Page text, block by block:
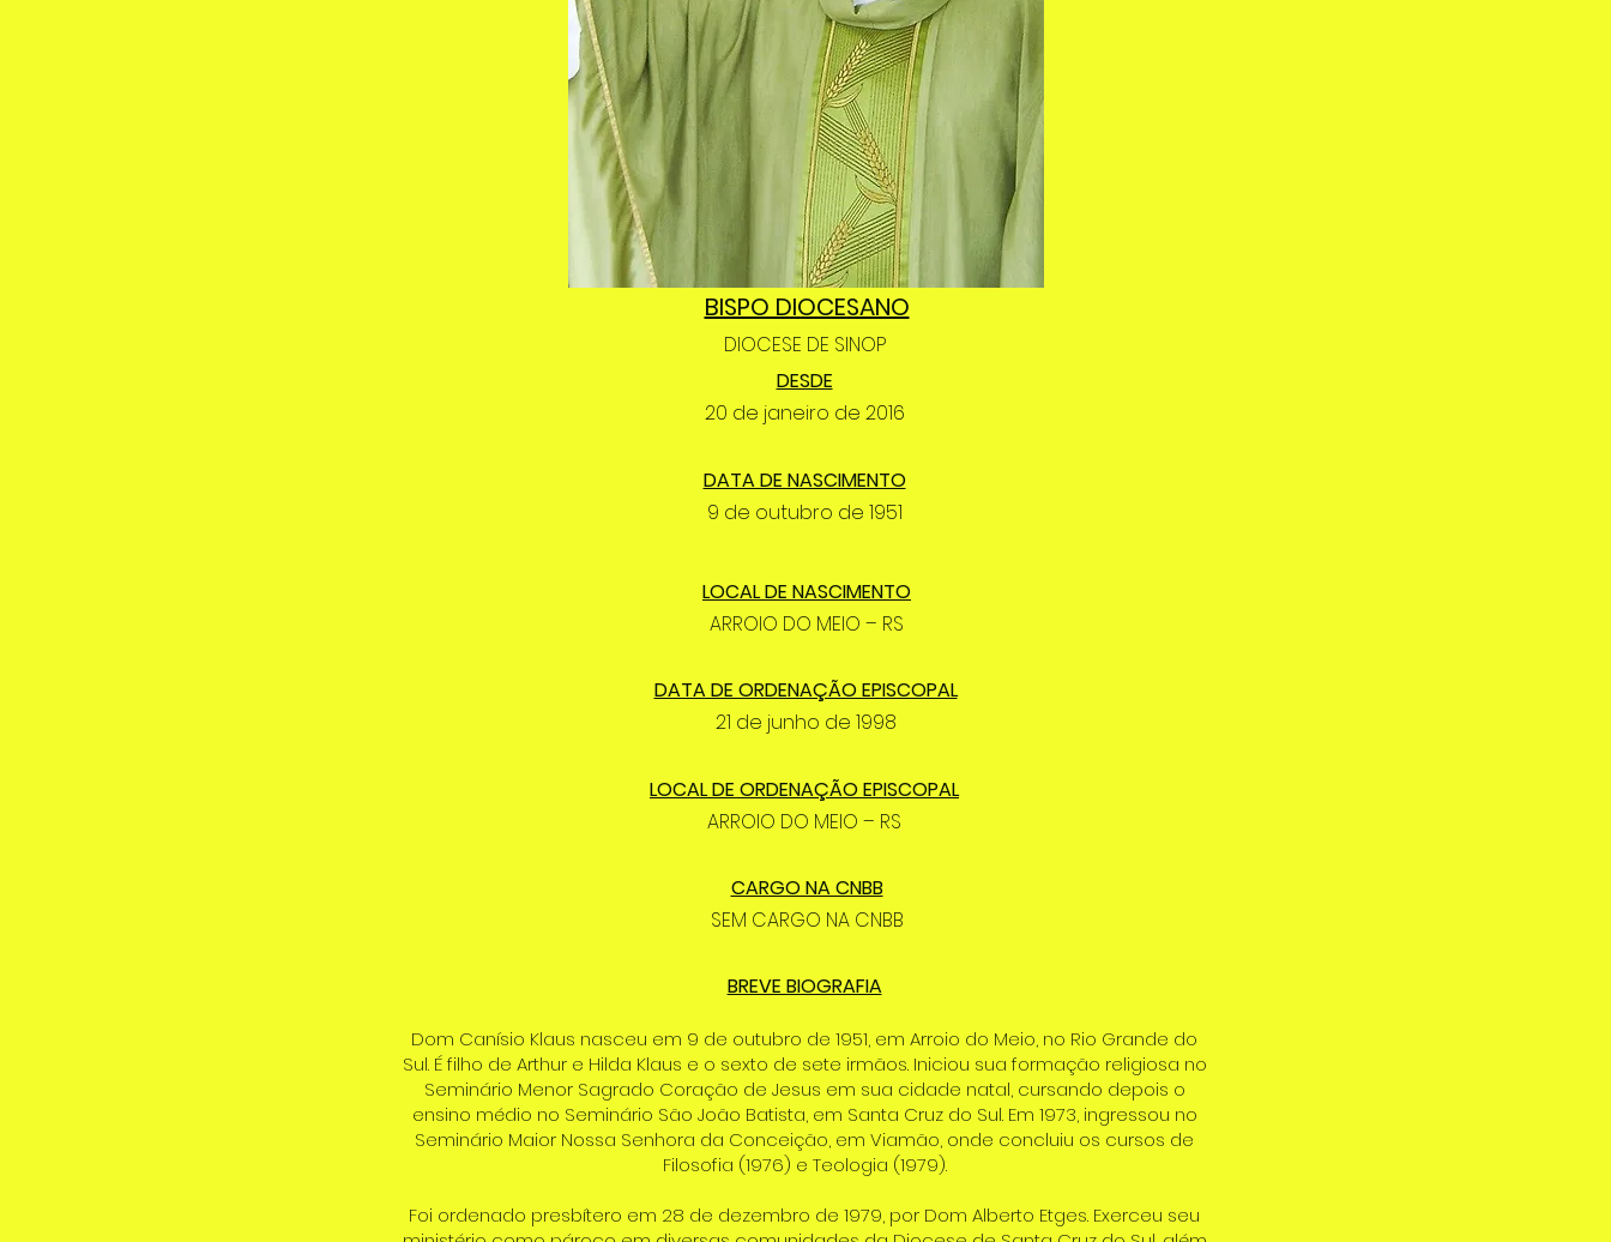
BISPO DIOCESANO
DIOCESE DE SINOP
DESDE
20 de janeiro de 2016
DATA DE NASCIMENTO
9 de outubro de 1951
LOCAL DE NASCIMENTO
ARROIO DO MEIO – RS
DATA DE ORDENAÇÃO EPISCOPAL
21 de junho de 1998
LOCAL DE ORDENAÇÃO EPISCOPAL
ARROIO DO MEIO – RS
CARGO NA CNBB
SEM CARGO NA CNBB
BREVE BIOGRAFIA
Dom Canísio Klaus nasceu em 9 de outubro de 1951, em Arroio do Meio, no Rio Grande do
Sul. É filho de Arthur e Hilda Klaus e o sexto de sete irmãos. Iniciou sua formação religiosa no
Seminário Menor Sagrado Coração de Jesus em sua cidade natal, cursando depois o
ensino médio no Seminário São João Batista, em Santa Cruz do Sul. Em 1973, ingressou no
Seminário Maior Nossa Senhora da Conceição, em Viamão, onde concluiu os cursos de
Filosofia (1976) e Teologia (1979).
Foi ordenado presbítero em 28 de dezembro de 1979, por Dom Alberto Etges. Exerceu seu